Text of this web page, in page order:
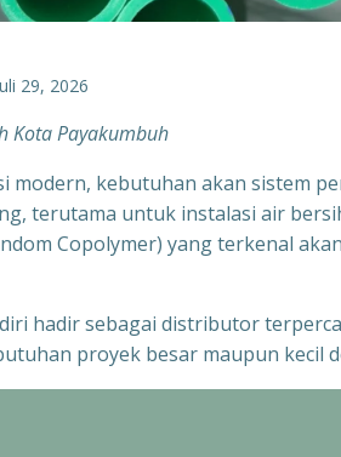
29, 2026
Kota Payakumbuh
modern, kebutuhan akan sistem
terutama untuk instalasi air
Copolymer) yang terkenal
hadir sebagai distributor
proyek besar maupun